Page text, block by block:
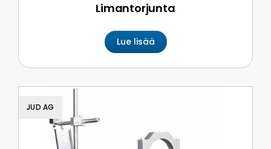
Limantorjunta
Lue lisää
JUD AG